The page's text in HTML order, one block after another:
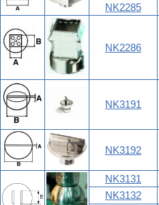
NK2285
NK2286
NK3191
NK3192
NK3131
NK3132